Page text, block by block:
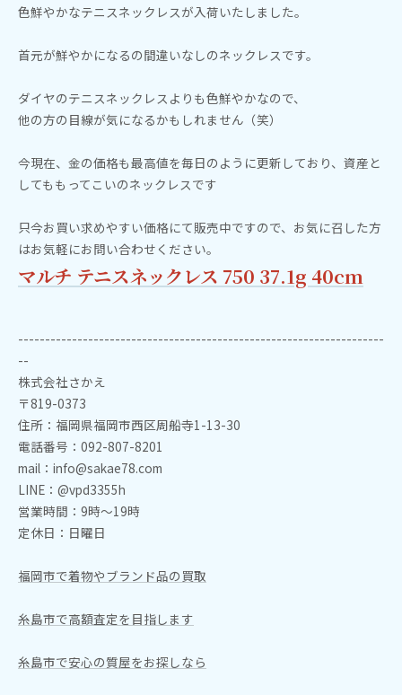
色鮮やかなテニスネックレスが入荷いたしました。
首元が鮮やかになるの間違いなしのネックレスです。
ダイヤのテニスネックレスよりも色鮮やかなので、
他の方の目線が気になるかもしれません（笑）
今現在、金の価格も最高値を毎日のように更新しており、資産と
してももってこいのネックレスです
只今お買い求めやすい価格にて販売中ですので、お気に召した方
はお気軽にお問い合わせください。
マルチ テニスネックレス 750 37.1g 40cm
--------------------------------------------------------------------
--
株式会社さかえ
〒819-0373
住所：福岡県福岡市西区周船寺1-13-30
電話番号：092-807-8201
mail：info@sakae78.com
LINE：@vpd3355h
営業時間：9時～19時
定休日：日曜日
福岡市で着物やブランド品の買取
糸島市で高額査定を目指します
糸島市で安心の質屋をお探しなら